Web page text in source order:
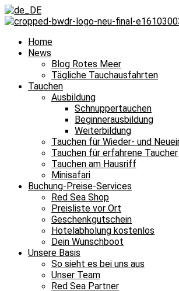
Home
News
Blog Rotes Meer
Tägliche Tauchausfahrten
Tauchen
Ausbildung
Schnuppertauchen
Beginnerausbildung
Weiterbildung
Tauchen für Wieder- und
Tauchen für erfahrene Taucher
Tauchen am Hausriff
Minisafari
Buchung-Preise-Services
Red Sea Shop
Preisliste vor Ort
Geschenkgutschein
Hotelabholung kostenlos
Dein Wunschboot
Unsere Basis
So sieht es bei uns aus
Unser Team
Red Sea Partner